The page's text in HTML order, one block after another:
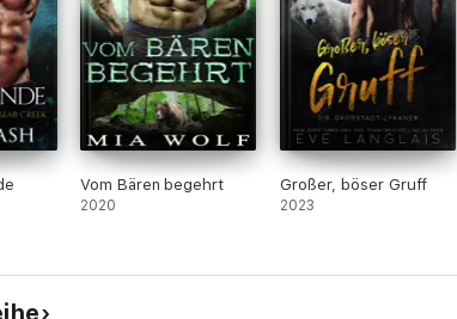
widerstehen kann.
Vom Bären begehrt
2020
Großer, böser Gruff
2023